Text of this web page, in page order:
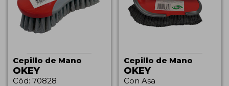
Cepillo de Mano
OKEY
Cód: 70828
Cepillo de Mano
OKEY
Con Asa